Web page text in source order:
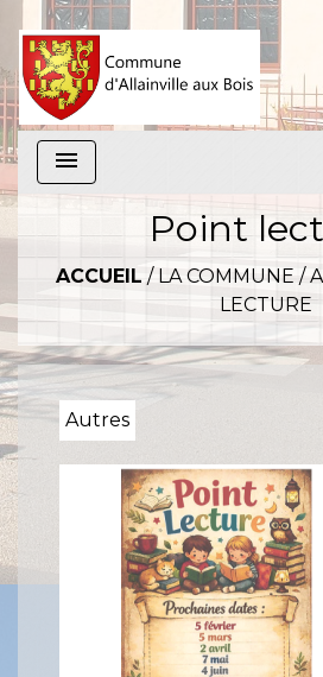
menu
Point
ACCUEIL / LA COMMUNE /
LECTURE
Autres